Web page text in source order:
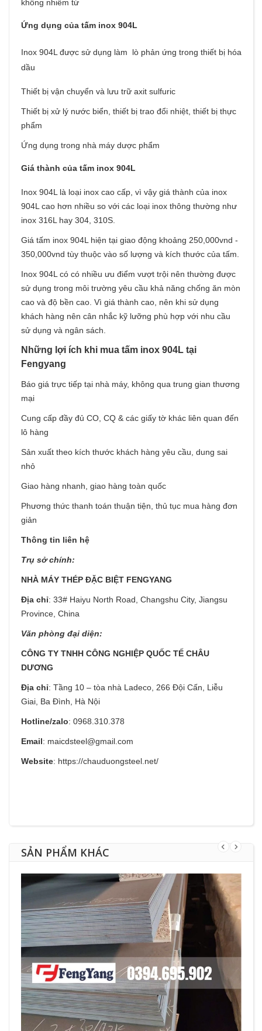
không nhiễm từ
Ứng dụng của tấm inox 904L
Inox 904L được sử dụng làm lò phản ứng trong thiết bị hóa
dầu
Thiết bị vận chuyển và lưu trữ axit sulfuric
Thiết bị xử lý nước biển, thiết bị trao đổi nhiệt, thiết bị thực
phẩm
Ứng dụng trong nhà máy dược phẩm
Giá thành của tấm inox 904L
Inox 904L là loại inox cao cấp, vì vậy giá thành của inox
904L cao hơn nhiều so với các loại inox thông thường như
inox 316L hay 304, 310S.
Giá tấm inox 904L hiện tại giao động khoảng 250,000vnd -
350,000vnd tùy thuộc vào số lượng và kích thước của tấm.
Inox 904L có có nhiều ưu điểm vượt trội nên thường được
sử dụng trong môi trường yêu cầu khả năng chống ăn mòn
cao và độ bền cao. Vì giá thành cao, nên khi sử dụng
khách hàng nên cân nhắc kỹ lưỡng phù hợp với nhu cầu
sử dụng và ngân sách.
Những lợi ích khi mua tấm inox 904L tại
Fengyang
Báo giá trực tiếp tại nhà máy, không qua trung gian thương
mại
Cung cấp đầy đủ CO, CQ & các giấy tờ khác liên quan đến
lô hàng
Sản xuất theo kích thước khách hàng yêu cầu, dung sai
nhỏ
Giao hàng nhanh, giao hàng toàn quốc
Phương thức thanh toán thuận tiện, thủ tục mua hàng đơn
giản
Thông tin liên hệ
Trụ sở chính:
NHÀ MÁY THÉP ĐẶC BIỆT FENGYANG
Địa chỉ: 33# Haiyu North Road, Changshu City, Jiangsu
Province, China
Văn phòng đại diện:
CÔNG TY TNHH CÔNG NGHIỆP QUỐC TẾ CHÂU
DƯƠNG
Địa chỉ: Tầng 10 – tòa nhà Ladeco, 266 Đội Cấn, Liễu
Giai, Ba Đình, Hà Nội
Hotline/zalo: 0968.310.378
Email: maicdsteel@gmail.com
Website: https://chauduongsteel.net/
SẢN PHẨM KHÁC